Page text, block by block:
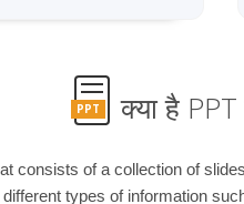
PPT क्या है
consists of a collection of
types of information